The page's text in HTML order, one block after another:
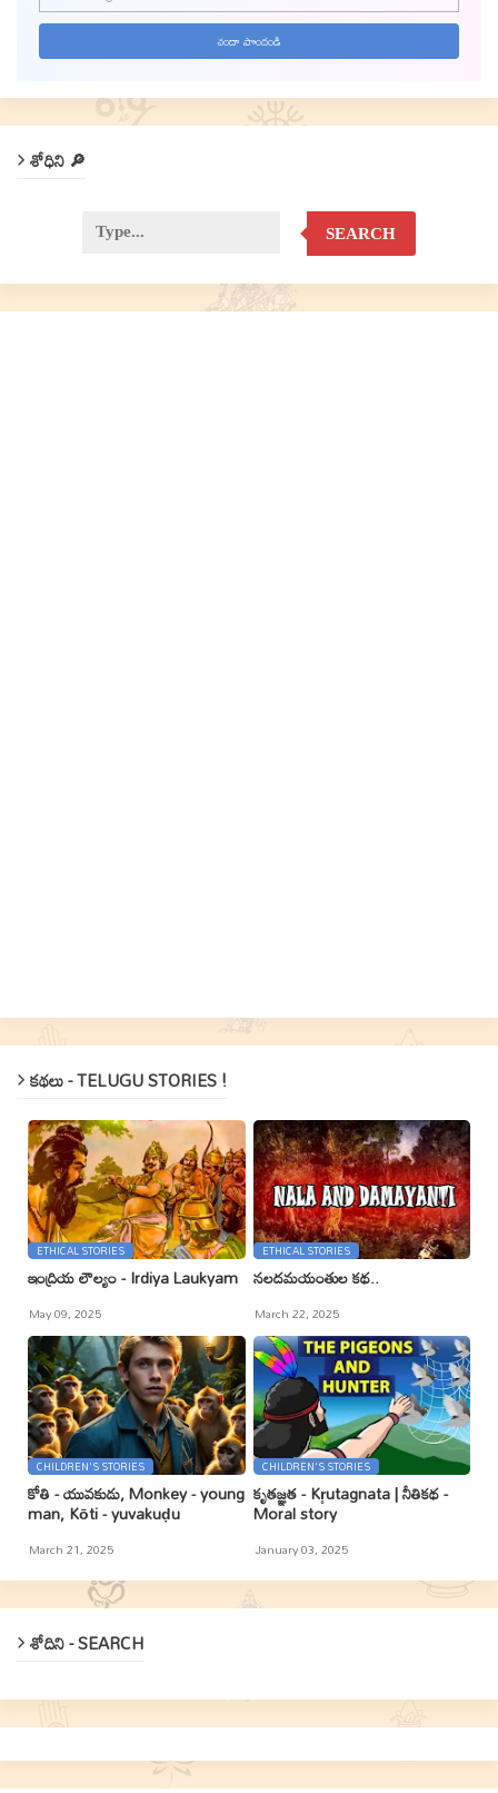
శోధిని 🔎
SEARCH
కథలు - TELUGU STORIES !
ETHICAL STORIES
ఇంద్రియ లౌల్యం - Irdiya Laukyam
May 09, 2025
ETHICAL STORIES
నలదమయంతుల కథ..
March 22, 2025
CHILDREN'S STORIES
కోతి - యువకుడు, Monkey - young
man, Kōti - yuvakuḍu
March 21, 2025
CHILDREN'S STORIES
కృతజ్ఞత - Kr̥utagnata | నీతికథ -
Moral story
January 03, 2025
శోదిని - SEARCH